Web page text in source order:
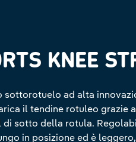
KNEE
sottorotuelo ad alta
il tendine rotuleo grazie
di sotto della rotula.
in posizione ed è